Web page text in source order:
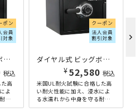
ポン
会員
対象
テンキー式 ビッグボルト耐火・耐水金庫 33.6L W415×D491×H453 ブラック
税込
高
よ
水
のテ
クーポン
法人会員
割引対象
ダイヤル式 ビッグボルト耐火・耐水金庫 22.8L W415×D491×H348 ブラック
¥ 52,580 税込
米国UL耐火試験に合格した高
い耐火性能に加え、浸水によ
る水濡れから中身を守る耐水
性能も備えた、容量22.8Lのダ
chevron_right